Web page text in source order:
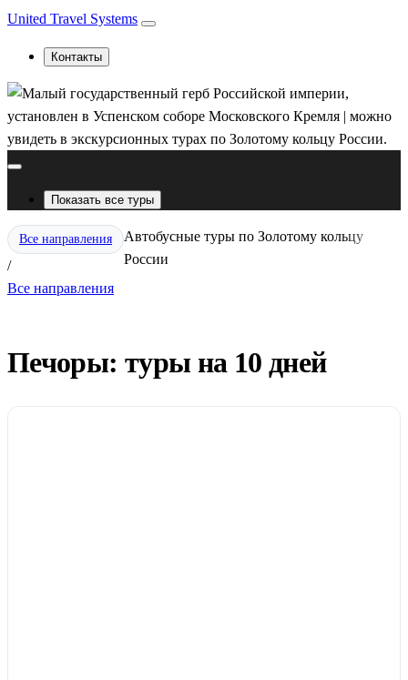
United Travel Systems
Контакты
Показать все туры
Все направления
/
Автобусные туры по Золотому кольцу
России
Все направления
Печоры: туры на 10 дней